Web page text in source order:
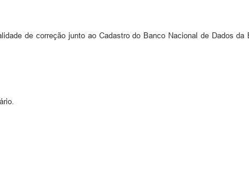
de correção junto ao Cadastro do Banco Nacional de Dados da